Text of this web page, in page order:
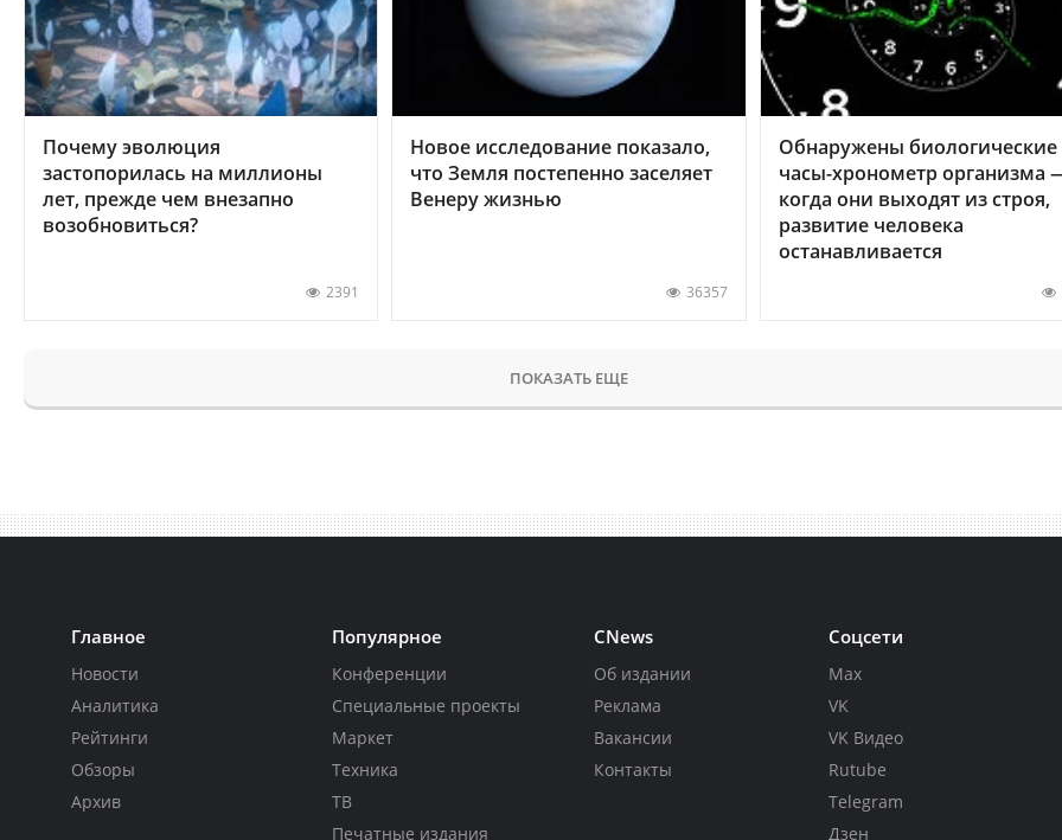
Почему эволюция
застопорилась на миллионы
лет, прежде чем внезапно
возобновиться?
2391
Новое исследование показало,
что Земля постепенно заселяет
Венеру жизнью
36357
Обнаружены биологические
часы-хронометр организма
когда они выходят из строя,
развитие человека
останавливается
ПОКАЗАТЬ ЕЩЕ
Главное
Новости
Аналитика
Рейтинги
Обзоры
Архив
Популярное
Конференции
Специальные проекты
Маркет
Техника
ТВ
Печатные издания
CNews
Об издании
Реклама
Вакансии
Контакты
Соцсети
Max
VK
VK Видео
Rutube
Telegram
Дзен